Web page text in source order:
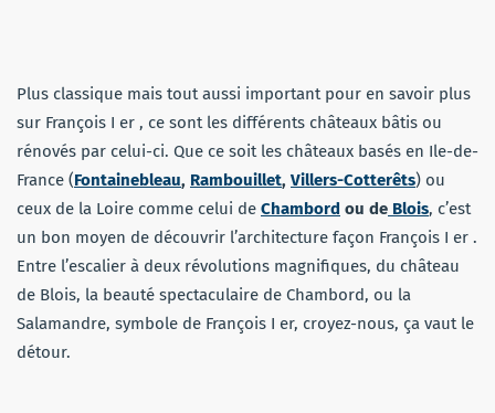
Plus classique mais tout aussi important pour en savoir plus
sur François I er , ce sont les différents châteaux bâtis ou
rénovés par celui-ci. Que ce soit les châteaux basés en Ile-de-
France (Fontainebleau, Rambouillet, Villers-Cotterêts) ou
ceux de la Loire comme celui de Chambord ou de Blois, c’est
un bon moyen de découvrir l’architecture façon François I er .
Entre l’escalier à deux révolutions magnifiques, du château
de Blois, la beauté spectaculaire de Chambord, ou la
Salamandre, symbole de François I er, croyez-nous, ça vaut le
détour.